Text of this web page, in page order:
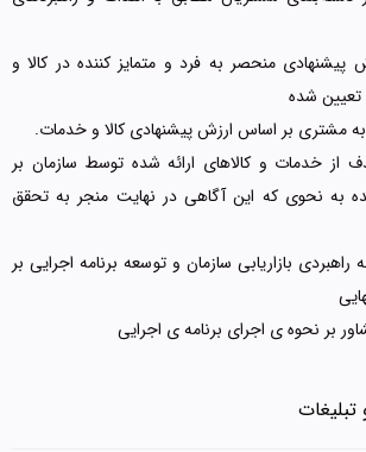
منحصر به فرد و متمایز کننده در کالا و
شده
به مشتری بر اساس ارزش پیشنهادی کالا و خدمات.
از خدمات و کالاهای ارائه شده توسط سازمان بر
به نحوی که این آگاهی در نهایت منجر به تحقق
راهبردی بازاریابی سازمان و توسعه برنامه اجرایی بر
بر نحوه ی اجرای برنامه ی اجرایی